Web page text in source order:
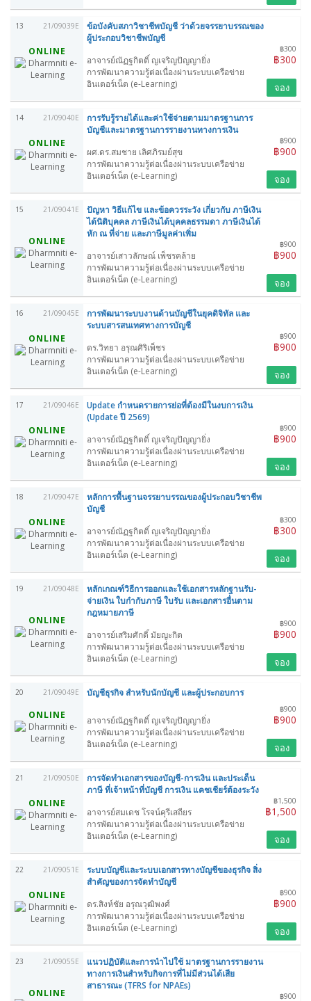
13 21/09039E
ONLINE
ข้อบังคับสภาวิชาชีพบัญชี ว่าด้วยจรรยาบรรณของ
ผู้ประกอบวิชาชีพบัญชี
฿300
฿300
อาจารย์ณัฏฐกิตติ์ ญเจริญปัญญายิ่ง
การพัฒนาความรู้ต่อเนื่องผ่านระบบเครือข่าย
อินเตอร์เน็ต (e-Learning)
จอง
14 21/09040E
ONLINE
การรับรู้รายได้และค่าใช้จ่ายตามมาตรฐานการ
บัญชีและมาตรฐานการรายงานทางการเงิน
฿900
฿900
ผศ.ดร.สมชาย เลิศภิรมย์สุข
การพัฒนาความรู้ต่อเนื่องผ่านระบบเครือข่าย
อินเตอร์เน็ต (e-Learning)
จอง
15 21/09041E
ONLINE
ปัญหา วิธีแก้ไข และข้อควรระวัง เกี่ยวกับ ภาษีเงิน
ได้นิติบุคคล ภาษีเงินได้บุคคลธรรมดา ภาษีเงินได้
หัก ณ ที่จ่าย และภาษีมูลค่าเพิ่ม
฿900
฿900
อาจารย์เสาวลักษณ์ เพ็ชรคล้าย
การพัฒนาความรู้ต่อเนื่องผ่านระบบเครือข่าย
อินเตอร์เน็ต (e-Learning)
จอง
16 21/09045E
ONLINE
การพัฒนาระบบงานด้านบัญชีในยุคดิจิทัล และ
ระบบสารสนเทศทางการบัญชี
฿900
฿900
ดร.วิทยา อรุณศิริเพ็ชร
การพัฒนาความรู้ต่อเนื่องผ่านระบบเครือข่าย
อินเตอร์เน็ต (e-Learning)
จอง
17 21/09046E
ONLINE
Update กำหนดรายการย่อที่ต้องมีในงบการเงิน
(Update ปี 2569)
฿900
฿900
อาจารย์ณัฏฐกิตติ์ ญเจริญปัญญายิ่ง
การพัฒนาความรู้ต่อเนื่องผ่านระบบเครือข่าย
อินเตอร์เน็ต (e-Learning)
จอง
18 21/09047E
ONLINE
หลักการพื้นฐานจรรยาบรรณของผู้ประกอบวิชาชีพ
บัญชี
฿300
฿300
อาจารย์ณัฏฐกิตติ์ ญเจริญปัญญายิ่ง
การพัฒนาความรู้ต่อเนื่องผ่านระบบเครือข่าย
อินเตอร์เน็ต (e-Learning)
จอง
19 21/09048E
ONLINE
หลักเกณฑ์วิธีการออกและใช้เอกสารหลักฐานรับ-
จ่ายเงิน ใบกำกับภาษี ใบรับ และเอกสารอื่นตาม
กฎหมายภาษี
฿900
฿900
อาจารย์เสริมศักดิ์ มัยญะกิต
การพัฒนาความรู้ต่อเนื่องผ่านระบบเครือข่าย
อินเตอร์เน็ต (e-Learning)
จอง
20 21/09049E
ONLINE
บัญชีธุรกิจ สำหรับนักบัญชี และผู้ประกอบการ
฿900
฿900
อาจารย์ณัฏฐกิตติ์ ญเจริญปัญญายิ่ง
การพัฒนาความรู้ต่อเนื่องผ่านระบบเครือข่าย
อินเตอร์เน็ต (e-Learning)
จอง
21 21/09050E
ONLINE
การจัดทำเอกสารของบัญชี-การเงิน และประเด็น
ภาษี ที่เจ้าหน้าที่บัญชี การเงิน แคชเชียร์ต้องระวัง
฿1,500
฿1,500
อาจารย์สมเดช โรจน์คุรีเสถียร
การพัฒนาความรู้ต่อเนื่องผ่านระบบเครือข่าย
อินเตอร์เน็ต (e-Learning)
จอง
22 21/09051E
ONLINE
ระบบบัญชีและระบบเอกสารทางบัญชีของธุรกิจ สิ่ง
สำคัญของการจัดทำบัญชี
฿900
฿900
ดร.สิงห์ชัย อรุณวุฒิพงศ์
การพัฒนาความรู้ต่อเนื่องผ่านระบบเครือข่าย
อินเตอร์เน็ต (e-Learning)
จอง
23 21/09055E
ONLINE
แนวปฏิบัติและการนำไปใช้ มาตรฐานการรายงาน
ทางการเงินสำหรับกิจการที่ไม่มีส่วนได้เสีย
สาธารณะ (TFRS for NPAEs)
฿900